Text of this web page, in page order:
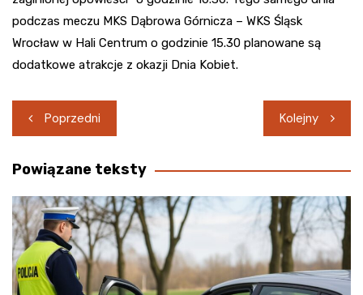
podczas meczu MKS Dąbrowa Górnicza – WKS Śląsk
Wrocław w Hali Centrum o godzinie 15.30 planowane są
dodatkowe atrakcje z okazji Dnia Kobiet.
Nawigacja
wpisu
Poprzedni Kolejny
Powiązane teksty